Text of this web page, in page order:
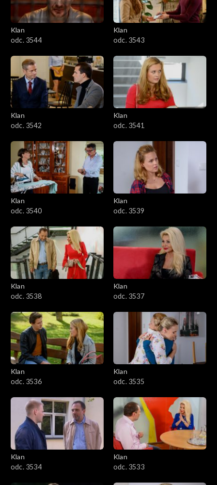
Klan
odc. 3544
Klan
odc. 3543
Klan
odc. 3542
Klan
odc. 3541
Klan
odc. 3540
Klan
odc. 3539
Klan
odc. 3538
Klan
odc. 3537
Klan
odc. 3536
Klan
odc. 3535
Klan
odc. 3534
Klan
odc. 3533